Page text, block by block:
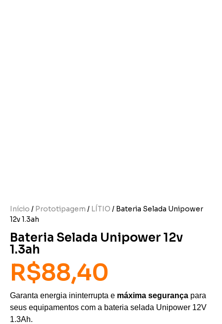
Início / Prototipagem / LÍTIO / Bateria Selada Unipower
12v 1.3ah
Bateria Selada Unipower 12v
1.3ah
R$88,40
Garanta energia ininterrupta e máxima segurança para
seus equipamentos com a bateria selada Unipower 12V
1.3Ah.